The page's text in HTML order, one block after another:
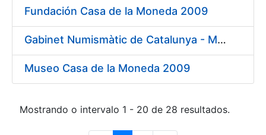
Fundación Casa de la Moneda 2009
Gabinet Numismàtic de Catalunya - MNAC 2009
Museo Casa de la Moneda 2009
Mostrando o intervalo 1 - 20 de 28 resultados.